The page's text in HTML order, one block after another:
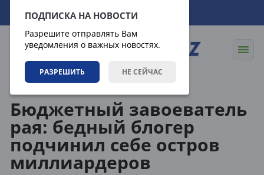
ПОДПИСКА НА НОВОСТИ
Разрешите отправлять Вам
уведомления о важных новостях.
РАЗРЕШИТЬ НЕ СЕЙЧАС
06.08.2026 09:58:06
Бюджетный завоеватель
рая: бедный блогер
подчинил себе остров
миллиардеров